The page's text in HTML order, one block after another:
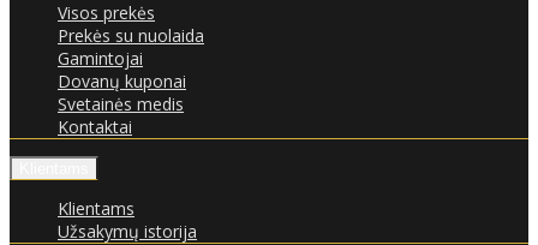
Visos prekės
Prekės su nuolaida
Gamintojai
Dovanų kuponai
Svetainės medis
Kontaktai
Klientams
Užsakymų istorija